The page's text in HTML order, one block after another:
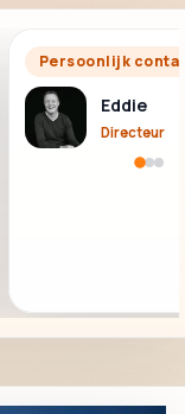
Persoonlijk
Eddie
Directeur